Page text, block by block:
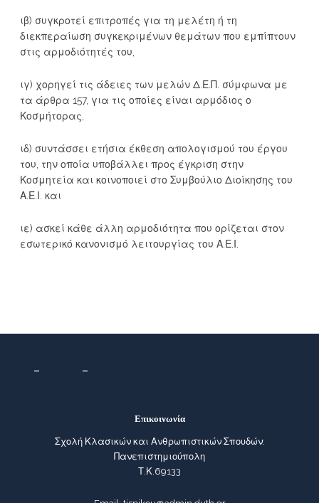
ιβ) συγκροτεί επιτροπές για τη μελέτη ή τη
διεκπεραίωση συγκεκριμένων θεμάτων που εμπίπτουν
στις αρμοδιότητές του,
ιγ) χορηγεί τις άδειες των μελών Δ.Ε.Π. σύμφωνα με
τα άρθρα 157, για τις οποίες είναι αρμόδιος ο
Κοσμήτορας,
ιδ) συντάσσει ετήσια έκθεση απολογισμού του έργου
του, την οποία υποβάλλει προς έγκριση στην
Κοσμητεία και κοινοποιεί στο Συμβούλιο Διοίκησης του
Α.Ε.Ι. και
ιε) ασκεί κάθε άλλη αρμοδιότητα που ορίζεται στον
εσωτερικό κανονισμό λειτουργίας του Α.Ε.Ι.
Επικοινωνία
Σχολή Κλασικών και Ανθρωπιστικών Σπουδών:
Πανεπιστημιούπολη
Τ.Κ.69133